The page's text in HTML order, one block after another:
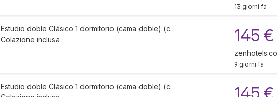
13 giorni fa
Estudio doble Clásico 1 dormitorio (cama doble) (c…
Colazione inclusa
145 €
9 giorni fa
Estudio doble Clásico 1 dormitorio (cama doble) (c…